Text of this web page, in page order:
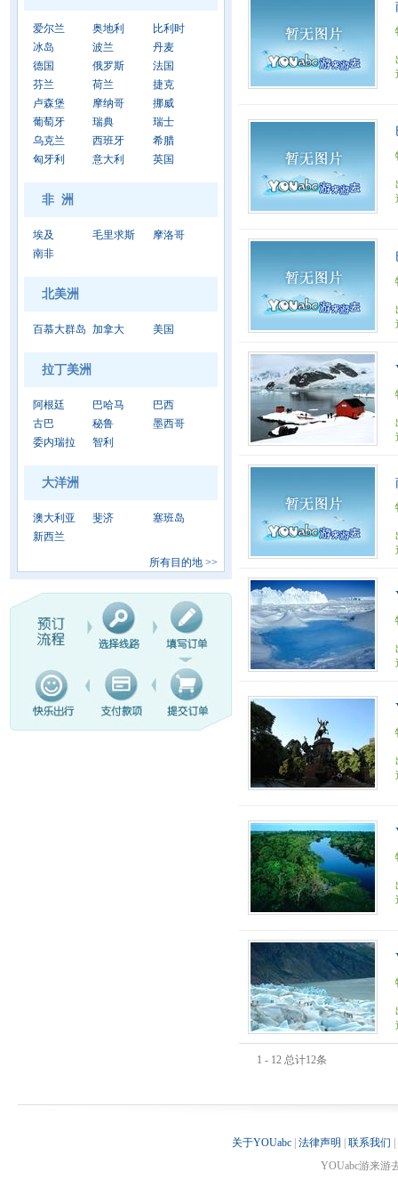
爱尔兰 奥地利
比利时
冰岛
波兰
丹麦
德国
俄罗斯
法国
芬兰
荷兰
捷克
卢森堡
摩纳哥
挪威
葡萄牙
瑞典
瑞士
乌克兰
西班牙
希腊
匈牙利
意大利 英国
非 洲
埃及 毛里求斯
摩洛哥
南非
北美洲
百慕大群岛 加拿大 美国
拉丁美洲
阿根廷 巴哈马
巴西
古巴
秘鲁
墨西哥
委内瑞拉
智利
大洋洲
澳大利亚 斐济
塞班岛
新西兰
所有目的地 >>
1 - 12 总计12条
关于YOUabc| 法律声明 联系我们
YOUabc游来游